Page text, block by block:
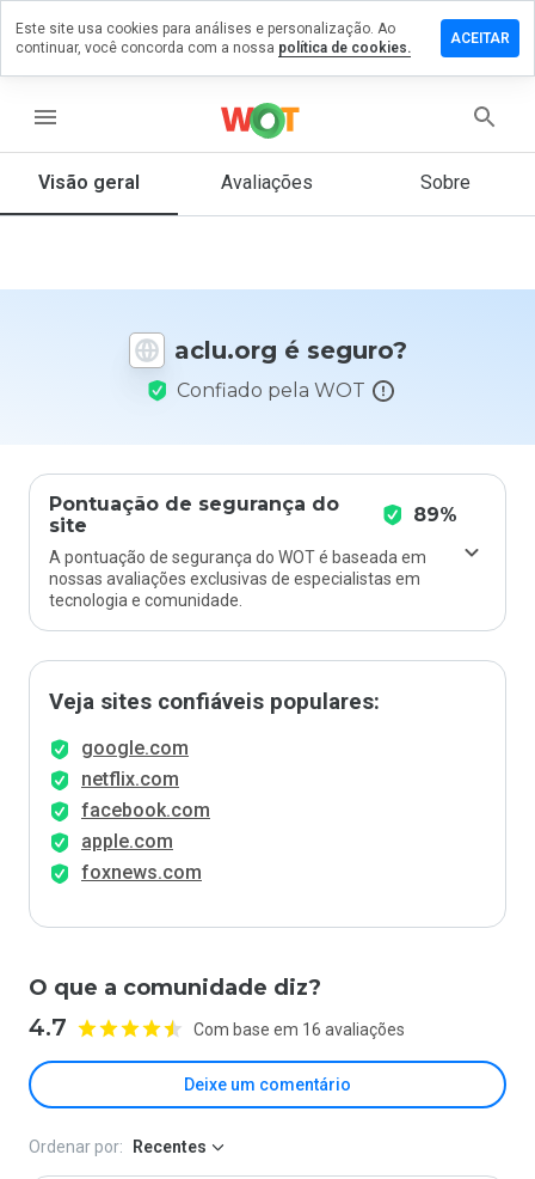
menu
Visão geral Avaliações Sobre
aclu.org é seguro?
Confiado pela WOT
Pontuação de segurança do
site
89%
A pontuação de segurança do WOT é baseada em
nossas avaliações exclusivas de especialistas em
tecnologia e comunidade.
Veja sites confiáveis populares:
google.com
netflix.com
facebook.com
apple.com
foxnews.com
O que a comunidade diz?
4.7 Com base em 16 avaliações
Deixe um comentário
um
que
Ordenar por: Recentes
Este site usa cookies para análises e personalização. Ao
continuar, você concorda com a nossa política de cookies.
ACEITAR